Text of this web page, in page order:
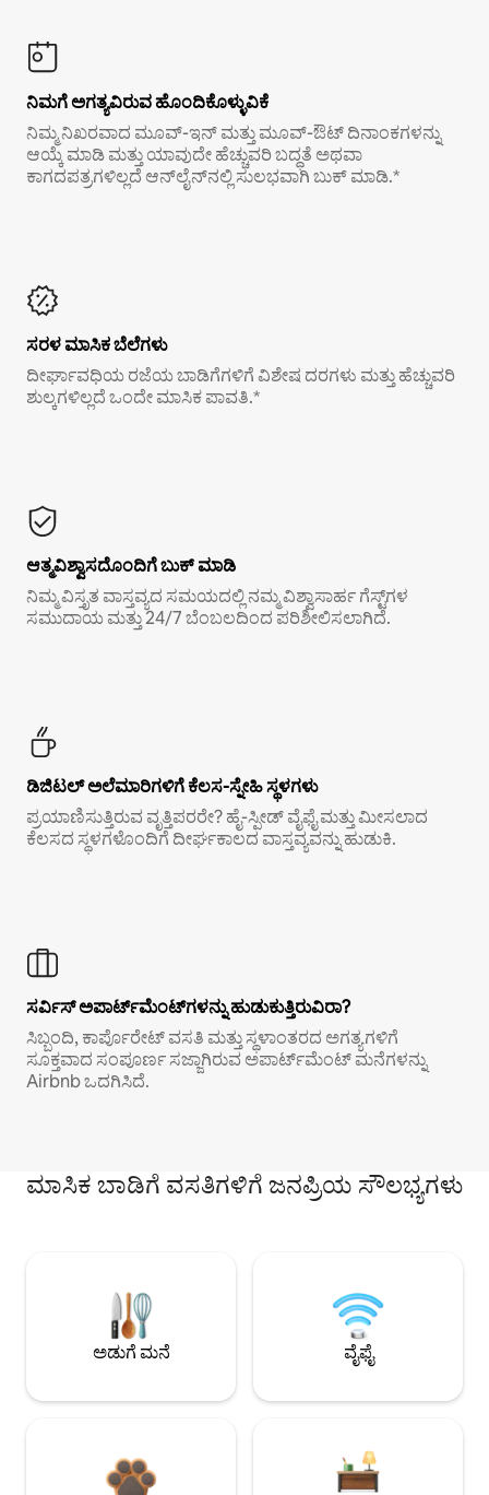
ನಿಮಗೆ ಅಗತ್ಯವಿರುವ ಹೊಂದಿಕೊಳ್ಳುವಿಕೆ
ನಿಮ್ಮ ನಿಖರವಾದ ಮೂವ್-ಇನ್ ಮತ್ತು ಮೂವ್-ಔಟ್ ದಿನಾಂಕಗಳನ್ನು
ಆಯ್ಕೆ ಮಾಡಿ ಮತ್ತು ಯಾವುದೇ ಹೆಚ್ಚುವರಿ ಬದ್ಧತೆ ಅಥವಾ
ಕಾಗದಪತ್ರಗಳಿಲ್ಲದೆ ಆನ್‌ಲೈನ್‌ನಲ್ಲಿ ಸುಲಭವಾಗಿ ಬುಕ್ ಮಾಡಿ.*
ಸರಳ ಮಾಸಿಕ ಬೆಲೆಗಳು
ದೀರ್ಘಾವಧಿಯ ರಜೆಯ ಬಾಡಿಗೆಗಳಿಗೆ ವಿಶೇಷ ದರಗಳು ಮತ್ತು ಹೆಚ್ಚುವರಿ
ಶುಲ್ಕಗಳಿಲ್ಲದೆ ಒಂದೇ ಮಾಸಿಕ ಪಾವತಿ.*
ಆತ್ಮವಿಶ್ವಾಸದೊಂದಿಗೆ ಬುಕ್ ಮಾಡಿ
ನಿಮ್ಮ ವಿಸ್ತೃತ ವಾಸ್ತವ್ಯದ ಸಮಯದಲ್ಲಿ ನಮ್ಮ ವಿಶ್ವಾಸಾರ್ಹ ಗೆಸ್ಟ್‌ಗಳ
ಸಮುದಾಯ ಮತ್ತು 24/7 ಬೆಂಬಲದಿಂದ ಪರಿಶೀಲಿಸಲಾಗಿದೆ.
ಡಿಜಿಟಲ್ ಅಲೆಮಾರಿಗಳಿಗೆ ಕೆಲಸ-ಸ್ನೇಹಿ ಸ್ಥಳಗಳು
ಪ್ರಯಾಣಿಸುತ್ತಿರುವ ವೃತ್ತಿಪರರೇ? ಹೈ-ಸ್ಪೀಡ್ ವೈಫೈ ಮತ್ತು ಮೀಸಲಾದ
ಕೆಲಸದ ಸ್ಥಳಗಳೊಂದಿಗೆ ದೀರ್ಘಕಾಲದ ವಾಸ್ತವ್ಯವನ್ನು ಹುಡುಕಿ.
ಸರ್ವಿಸ್ ಅಪಾರ್ಟ್‌ಮೆಂಟ್‌ಗಳನ್ನು ಹುಡುಕುತ್ತಿರುವಿರಾ?
ಸಿಬ್ಬಂದಿ, ಕಾರ್ಪೊರೇಟ್ ವಸತಿ ಮತ್ತು ಸ್ಥಳಾಂತರದ ಅಗತ್ಯಗಳಿಗೆ
ಸೂಕ್ತವಾದ ಸಂಪೂರ್ಣ ಸಜ್ಜಾಗಿರುವ ಅಪಾರ್ಟ್‌ಮೆಂಟ್ ಮನೆಗಳನ್ನು
Airbnb ಒದಗಿಸಿದೆ.
ಮಾಸಿಕ ಬಾಡಿಗೆ ವಸತಿಗಳಿಗೆ ಜನಪ್ರಿಯ ಸೌಲಭ್ಯಗಳು
ಅಡುಗೆ ಮನೆ ವೈಫೈ